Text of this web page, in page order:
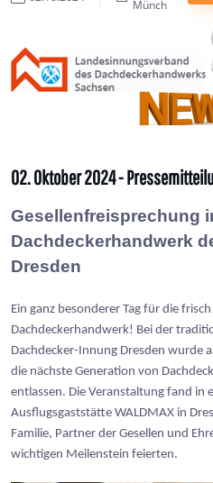
Münch
02. Oktober 2024 -
Gesellenfreisprechung
Dachdeckerhandwerk
Dresden
Ein ganz besonderer Tag für die
Dachdeckerhandwerk! Bei der
Dachdecker-Innung Dresden
die nächste Generation von
entlassen. Die Veranstaltung fand in
Ausflugsgaststätte WALDMAX in
Familie, Partner der Gesellen und
wichtigen Meilenstein feierten.